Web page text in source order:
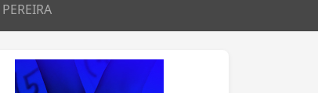
PEREIRA